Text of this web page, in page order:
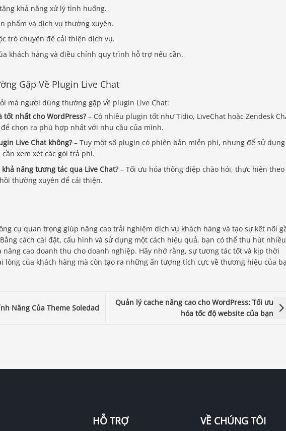
khả năng xử lý tình huống.
phẩm và dịch vụ thường xuyên.
trò chuyện để cải thiện dịch vụ.
khách hàng và điều chỉnh quy trình hỗ trợ nếu cần.
Gặp Về Plugin Live Chat
mà người dùng thường gặp về plugin Live Chat:
tốt nhất cho WordPress?– Có nhiều plugin tốt như Tidio, LiveChat hoặc Zendesk
chọn ra phù hợp nhất với nhu cầu của mình.
Live Chat không?– Tuy một số plugin có phiên bản miễn phí, nhưng để sử dụng
xem xét các gói trả phí.
năng tương tác qua Live Chat?– Tối ưu hóa thông điệp chào hỏi, thực hiện theo
thường xuyên để cải thiện.
cụ quan trọng giúp nâng cao trải nghiệm dịch vụ khách hàng và tạo sự kết nối
cách cài đặt, cấu hình và sử dụng một cách hiệu quả, bạn có thể thu hút nhiều
nâng cao doanh thu cho doanh nghiệp. Hãy nhớ rằng, sự tương tác tốt và kịp thời
lòng của khách hàng mà còn tạo ra những ấn tượng tích cực về thương hiệu của
Năng Của Theme Soledad
Quản lý cache nâng cao cho WordPress: Tối ưu
hóa tốc độ website của bạn
HỖ TRỢ VỀ CHÚNG TÔI